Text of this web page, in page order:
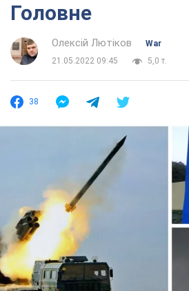
Головне
Олексій Лютіков
War
21.05.2022 09:45
5,0 т.
38